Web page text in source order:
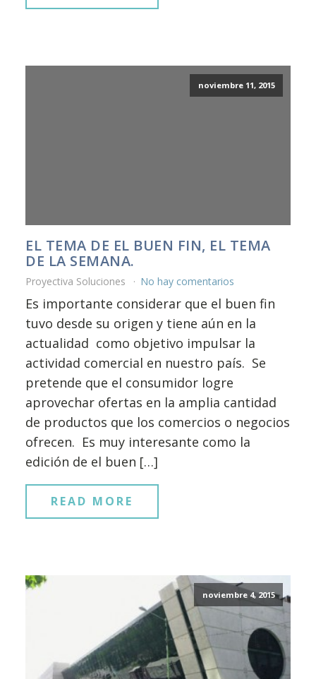
noviembre 11, 2015
EL TEMA DE EL BUEN FIN, EL TEMA
DE LA SEMANA.
Proyectiva Soluciones No hay comentarios
Es importante considerar que el buen fin
tuvo desde su origen y tiene aún en la
actualidad como objetivo impulsar la
actividad comercial en nuestro país. Se
pretende que el consumidor logre
aprovechar ofertas en la amplia cantidad
de productos que los comercios o negocios
ofrecen. Es muy interesante como la
edición de el buen […]
READ MORE
noviembre 4, 2015